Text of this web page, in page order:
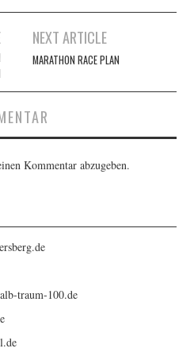
NEXT ARTICLE
MARATHON RACE PLAN
Kommentar abzugeben.
alb-traum-100.de